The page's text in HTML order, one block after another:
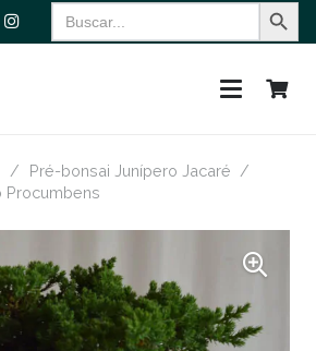
Search
for:
/ Pré-bonsai Junípero Jacaré /
Procumbens